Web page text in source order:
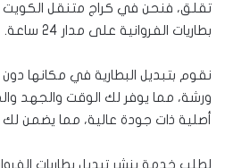
تقلق، فنحن في كراج متنقل الكويت
بطاريات الفروانية على مدار 24 ساعة.
نقوم بتبديل البطارية في مكانها
ورشة، مما يوفر لك الوقت والجهد
أصلية ذات جودة عالية، مما يضمن لك
لطلب خدمة بنشر تبديل بطاريات